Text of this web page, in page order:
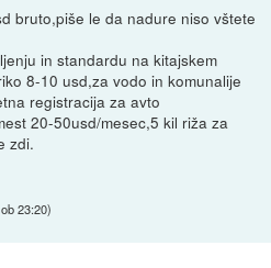
bruto,piše le da nadure niso vštete
in standardu na kitajskem
8-10 usd,za vodo in komunalije
registracija za avto
20-50usd/mesec,5 kil riža za
zdi.
23:20)